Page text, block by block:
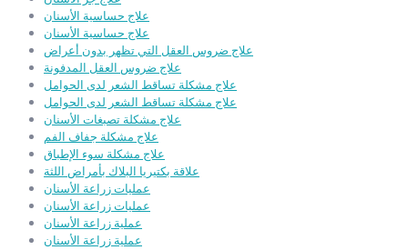
علاج حساسية الأسنان
علاج حساسية الأسنان
علاج ضروس العقل التي تظهر بدون أعراض
علاج ضروس العقل المدفونة
علاج مشكلة تساقط الشعر لدى الحوامل
علاج مشكلة تساقط الشعر لدى الحوامل
علاج مشكلة تصبغات الأسنان
علاج مشكلة جفاف الفم
علاج مشكلة سوء الإطباق
علاقة بكتيريا البلاك بأمراض اللثة
عمليات زراعة الأسنان
عمليات زراعة الأسنان
عملية زراعة الأسنان
عملية زراعة الأسنان